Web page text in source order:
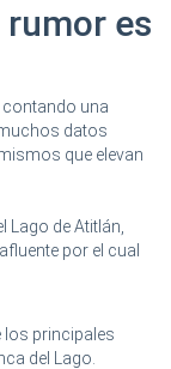
es
una
datos
que elevan
Lago de Atitlán,
por el cual
los principales
del Lago.